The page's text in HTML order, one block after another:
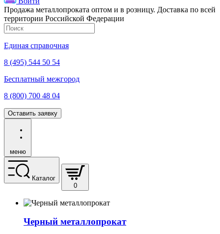
Продажа металлопроката оптом и в розницу. Доставка по всей
территории Российской Федерации
Единая справочная
8 (495) 544 50 54
Бесплатный межгород
8 (800) 700 48 04
Оставить заявку
меню
Каталог
0
Черный металлопрокат